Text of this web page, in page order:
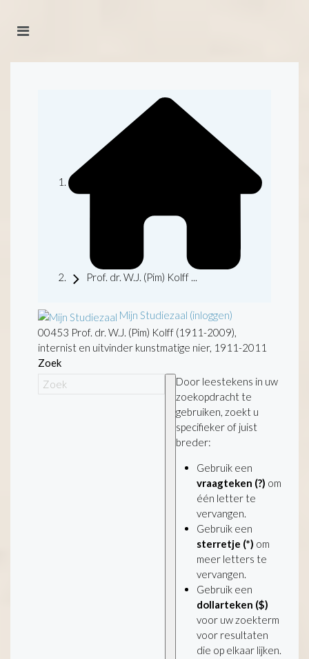
Prof. dr. W.J. (Pim) Kolff ...
Mijn Studiezaal (inloggen)
00453 Prof. dr. W.J. (Pim) Kolff (1911-2009),
internist en uitvinder kunstmatige nier, 1911-2011
Zoek
Door leestekens in uw
zoekopdracht te
gebruiken, zoekt u
specifieker of juist
breder:
Gebruik een
vraagteken (?) om
één letter te
vervangen.
Gebruik een
sterretje (*) om
meer letters te
vervangen.
Gebruik een
dollarteken ($)
voor uw zoekterm
voor resultaten
die op elkaar lijken.